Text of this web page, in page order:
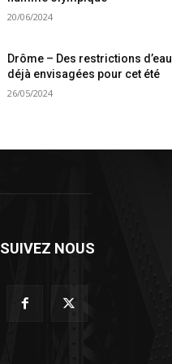
20/06/2024
Drôme – Des restrictions d’eau
déjà envisagées pour cet été
26/05/2024
SUIVEZ NOUS